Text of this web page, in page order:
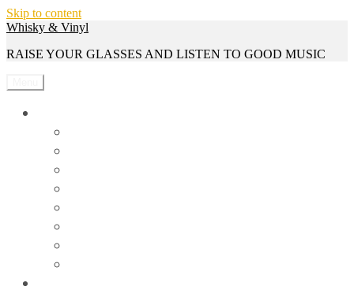
Skip to content
Whisky & Vinyl
RAISE YOUR GLASSES AND LISTEN TO GOOD MUSIC